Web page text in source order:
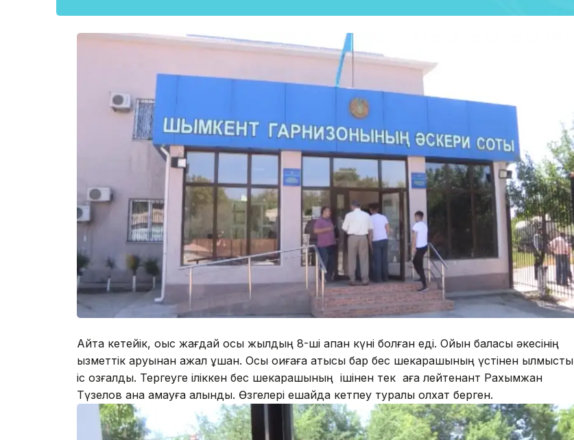
Айта кетейік, оқыс жағдай осы жылдың 8-ші ақпан күні болған еді. Ойын баласы әкесінің
қызметтік қаруынан ажал құшқан. Осы оқиғаға қатысы бар бес шекарашының үстінен қылмыстық
іс қозғалды. Тергеуге іліккен бес шекарашының ішінен тек аға лейтенант Рахымжан
Түзелов қана қамауға алынды. Өзгелері ешқайда кетпеу туралы қолхат берген.